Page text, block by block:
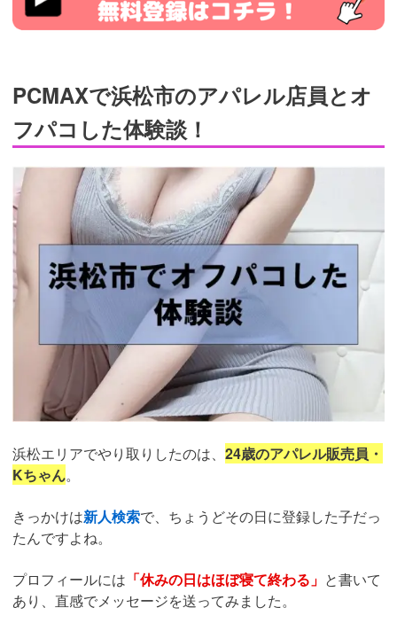
PCMAXで浜松市のアパレル店員とオ
フパコした体験談！
浜松エリアでやり取りしたのは、 24歳のアパレル販売員・
Kちゃん。
きっかけは新人検索で、ちょうどその日に登録した子だっ
たんですよね。
プロフィールには 「休みの日はほぼ寝て終わる」 と書いて
あり、直感でメッセージを送ってみました。